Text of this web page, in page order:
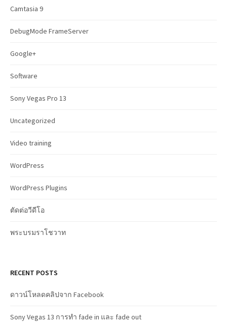
f
r
Camtasia 9
DebugMode FrameServer
Google+
Software
Sony Vegas Pro 13
Uncategorized
Video training
WordPress
WordPress Plugins
ตัดต่อวีดีโอ
พระบรมราโชวาท
RECENT POSTS
ดาวน์โหลดคลิปจาก Facebook
Sony Vegas 13 การทำ fade in และ fade out